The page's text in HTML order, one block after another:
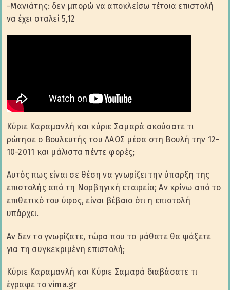
-Μανιάτης: δεν μπορώ να αποκλείσω τέτοια επιστολή
να έχει σταλεί 5,12
Κύριε Καραμανλή και κύριε Σαμαρά ακούσατε τι
ρώτησε ο Βουλευτής του ΛΑΟΣ μέσα στη Βουλή την 12-
10-2011 και μάλιστα πέντε φορές;
Αυτός πως είναι σε θέση να γνωρίζει την ύπαρξη της
επιστολής από τη Νορβηγική εταιρεία; Αν κρίνω από το
επιθετικό του ύφος, είναι βέβαιο ότι η επιστολή
υπάρχει.
Αν δεν το γνωρίζατε, τώρα που το μάθατε θα ψάξετε
για τη συγκεκριμένη επιστολή;
Κύριε Καραμανλή και Κύριε Σαμαρά διαβάσατε τι
έγραφε το vima.gr